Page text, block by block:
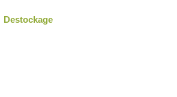
Destockage